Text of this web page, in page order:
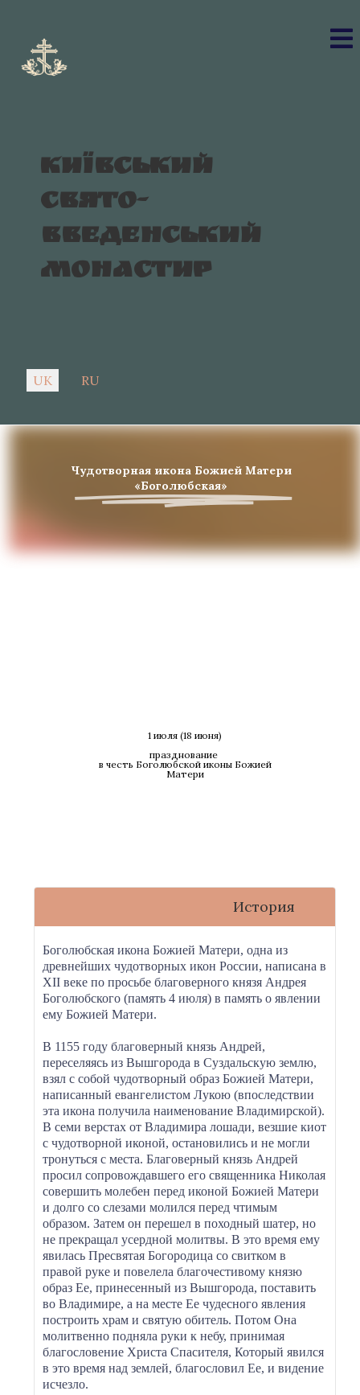
Київський
Свято-
Введенський
монастир
Оберіть свою мову
UK RU
Чудотворная икона Божией Матери
«Боголюбская»
1 июля (18 июня)
празднование
в честь Боголюбской иконы Божией
Матери
История
Боголюбская икона Божией Матери, одна из
древнейших чудотворных икон России, написана в
XII веке по просьбе благоверного князя Андрея
Боголюбского (память 4 июля) в память о явлении
ему Божией Матери.
В 1155 году благоверный князь Андрей,
переселяясь из Вышгорода в Суздальскую землю,
взял с собой чудотворный образ Божией Матери,
написанный евангелистом Лукою (впоследствии
эта икона получила наименование Владимирской).
В семи верстах от Владимира лошади, везшие киот
с чудотворной иконой, остановились и не могли
тронуться с места. Благоверный князь Андрей
просил сопровождавшего его священника Николая
совершить молебен перед иконой Божией Матери
и долго со слезами молился перед чтимым
образом. Затем он перешел в походный шатер, но
не прекращал усердной молитвы. В это время ему
явилась Пресвятая Богородица со свитком в
правой руке и повелела благочестивому князю
образ Ее, принесенный из Вышгорода, поставить
во Владимире, а на месте Ее чудесного явления
построить храм и святую обитель. Потом Она
молитвенно подняла руки к небу, принимая
благословение Христа Спасителя, Который явился
в это время над землей, благословил Ее, и видение
исчезло.